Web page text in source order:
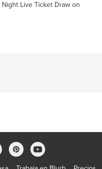
Live Ticket Draw on